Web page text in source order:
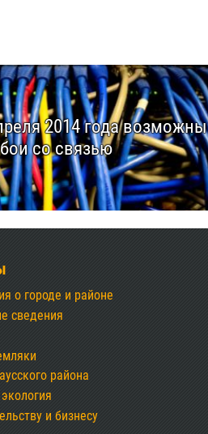
2014 года возможны
со связью
о городе и районе
сведения
района
и бизнесу